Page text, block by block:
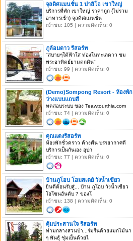
จุลดิศแมนชั่น 1 ปาลิโอ เขาใหญ่
บริการที่พัก เขาใหญ่ ราคาถูก (ไม่รวม
อาหารเช้า) จุลดิศแมนชั่น
เข้าชม: 105 | ความคิดเห็น: 0
ภูล้อมดาว รีสอร์ท
"สบายๆใต้ฟ้าใส ท่องในทะเลดาว ชม
พระอาทิตย์ยามตกดิน"
เข้าชม: 99 | ความคิดเห็น: 0
(Demo)Sompong Resort - ห้องพัก
ว่างแบบแถบสี
ทดสอบระบบ ของ Teawtourthia.com
เข้าชม: 74 | ความคิดเห็น: 0
คุณแดงรีสอร์ท
ห้องพักชั่วคราว ค้างคืน บรรยากาศดี
บริการเป็นกันเอง อุปก
เข้าชม: 77 | ความคิดเห็น: 0
บ้านภูโอบ โฮมสเตย์ วังน้ำเขียว
ยินดีต้อนรับสู่... บ้าน ภูโอบ วังน้ำเขียว
โอโซนอันดับ 7 ของโ
เข้าชม: 138 | ความคิดเห็น: 0
คุ้มประสานใจ รีสอร์ท
ท่ามกลางสวนป่า...ร่มรื่นด้วยแมกไม้นา
ๆ พันธุ์ ชุ่มเย็นด้วยไ